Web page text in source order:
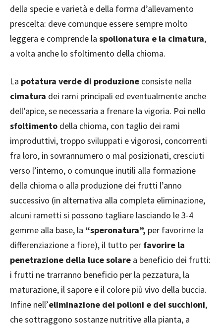
della specie e varietà e della forma d’allevamento
prescelta: deve comunque essere sempre molto
leggera e comprende la spollonatura e la cimatura,
a volta anche lo sfoltimento della chioma.
La potatura verde di produzione consiste nella
cimatura dei rami principali ed eventualmente anche
dell’apice, se necessaria a frenare la vigoria. Poi nello
sfoltimento della chioma, con taglio dei rami
improduttivi, troppo sviluppati e vigorosi, concorrenti
fra loro, in sovrannumero o mal posizionati, cresciuti
verso l’interno, o comunque inutili alla formazione
della chioma o alla produzione dei frutti l’anno
successivo (in alternativa alla completa eliminazione,
alcuni rametti si possono tagliare lasciando le 3-4
gemme alla base, la “speronatura”, per favorirne la
differenziazione a fiore), il tutto per favorire la
penetrazione della luce solare a beneficio dei frutti:
i frutti ne trarranno beneficio per la pezzatura, la
maturazione, il sapore e il colore più vivo della buccia.
Infine nell’eliminazione dei polloni e dei succhioni,
che sottraggono sostanze nutritive alla pianta, a